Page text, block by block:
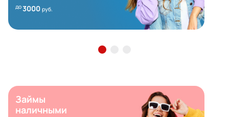
до3000 руб.
Займы
наличными